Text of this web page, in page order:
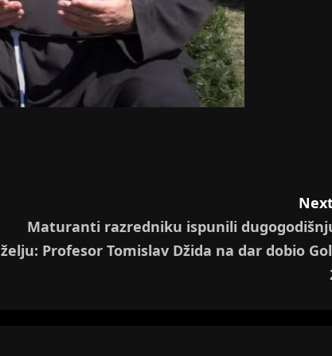
Maturanti razredniku ispunili
želju: Profesor Tomislav Džida na dar dobio